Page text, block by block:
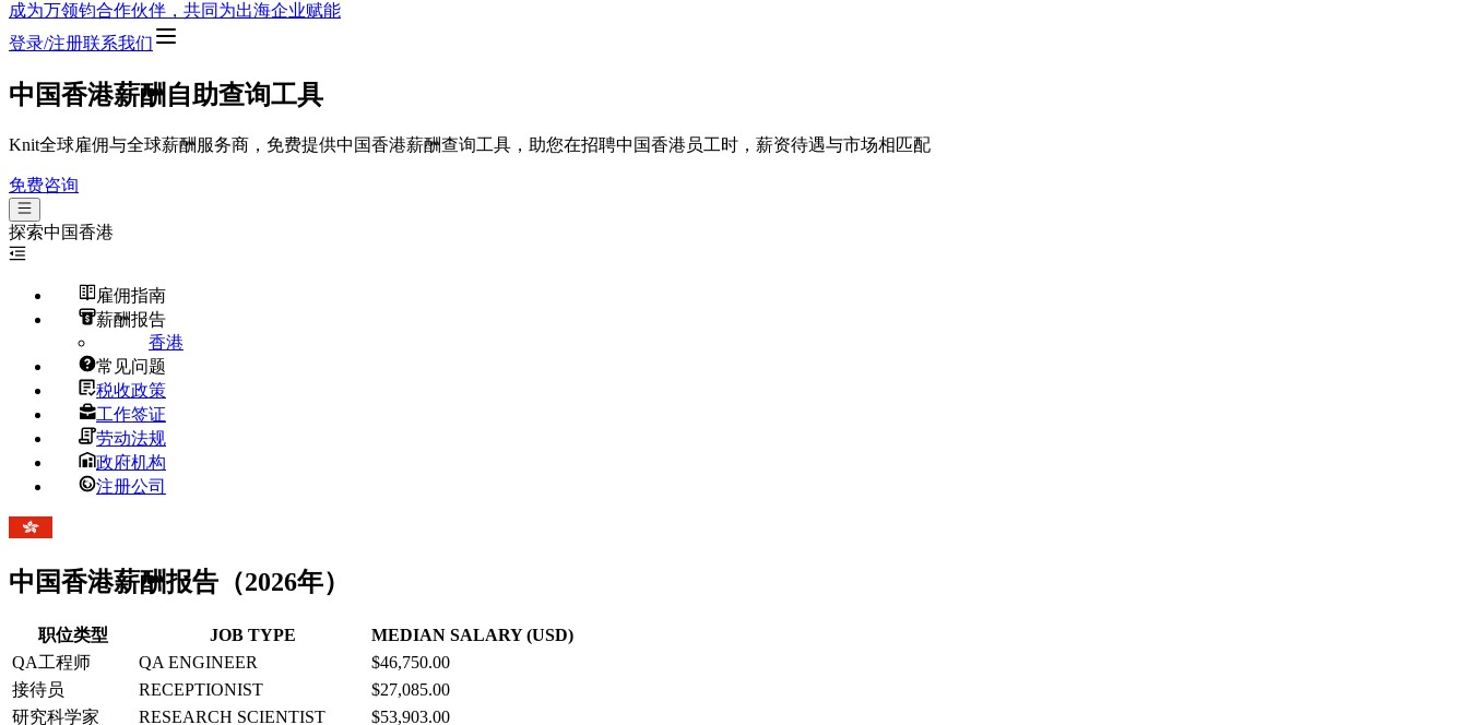
成为万领钧合作伙伴，共同为出海企业赋能
登录/注册联系我们
中国香港薪酬自助查询工具
Knit全球雇佣与全球薪酬服务商，免费提供中国香港薪酬查询工具，助您在招聘中国香港员工时，薪资待遇与市场相匹配
免费咨询
探索中国香港
雇佣指南
薪酬报告
香港
常见问题
税收政策
工作签证
劳动法规
政府机构
注册公司
中国香港薪酬报告（2026年）
职位类型 JOB TYPE
MEDIAN SALARY (USD)
QA工程师
QA ENGINEER
$46,750.00
接待员
RECEPTIONIST
$27,085.00
研究科学家
RESEARCH SCIENTIST $53,903.00